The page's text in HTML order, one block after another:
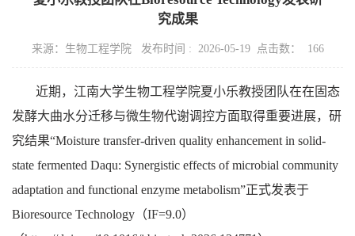
究成果
来源：生物工程学院 发布时间 : 2026-05-19 点击数： 166
近期，江南大学生物工程学院夏小乐教授团队在在固态
发酵大曲水分迁移与微生物代谢调控方面取得重要进展，研
究结果“Moisture transfer-driven quality enhancement in solid-
state fermented Daqu: Synergistic effects of microbial community
adaptation and functional enzyme metabolism”正式发表于
Bioresource Technology （IF=9.0）